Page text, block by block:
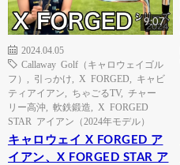
9:07
2024.04.05
Callaway Golf（キャロウェイゴル
フ）
引っかけ X FORGED
キャビ
ティアイアン
ちゃごるTV, チャー
リー高沖
軟鉄鍛造
X FORGED
STAR アイアン（2024年モデル）
キャロウェイ X FORGED ア
イアン、X FORGED STAR ア